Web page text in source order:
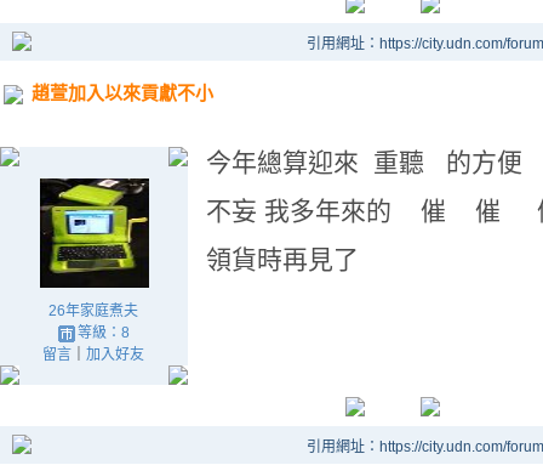
引用網址：https://city.udn.com/
趙萱加入以來貢獻不小
26年家庭煮夫
等級：8
留言 ｜加入好友
今年總算迎來 重聽 的方便
不妄 我多年來的 催
領貨時再見了
引用網址：https://city.udn.com/